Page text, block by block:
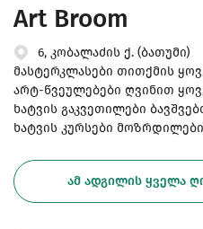
Art Broom
6, კობალაძის ქ. (ბათუმი)
მასტერკლასები თითქმის
არტ-წვეულებები ღვინით
ხატვის გაკვეთილები
ხატვის კურსები
ᲐᲛ ᲐᲓᲒᲘᲚᲘᲡ ᲧᲕᲔᲚᲐ